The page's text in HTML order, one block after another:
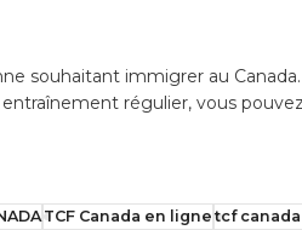
souhaitant immigrer au
régulier, vous
TCF Canada en ligne tcf